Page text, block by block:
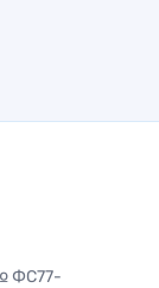
ФС77-